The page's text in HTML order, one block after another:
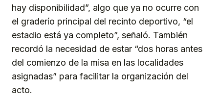
hay disponibilidad”, algo que ya no ocurre con
el graderío principal del recinto deportivo, “el
estadio está ya completo”, señaló. También
recordó la necesidad de estar “dos horas antes
del comienzo de la misa en las localidades
asignadas” para facilitar la organización del
acto.